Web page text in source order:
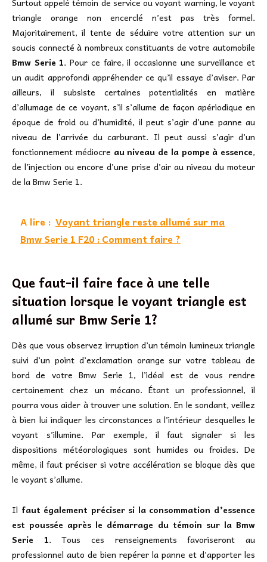
triangle orange non encerclé n’est pas très formel.
Majoritairement, il tente de séduire votre attention sur un
soucis connecté à nombreux constituants de votre automobile
Bmw Serie 1. Pour ce faire, il occasionne une surveillance et
un audit approfondi appréhender ce qu’il essaye d’aviser. Par
ailleurs, il subsiste certaines potentialités en matière
d’allumage de ce voyant, s’il s’allume de façon apériodique en
époque de froid ou d’humidité, il peut s’agir d’une panne au
niveau de l’arrivée du carburant. Il peut aussi s’agir d’un
fonctionnement médiocre au niveau de la pompe à essence,
de l’injection ou encore d’une prise d’air au niveau du moteur
de la Bmw Serie 1.
A lire : Voyant triangle reste allumé sur ma
Bmw Serie 1 F20 : Comment faire ?
Que faut-il faire face à une telle
situation lorsque le voyant triangle est
allumé sur Bmw Serie 1?
Dès que vous observez irruption d’un témoin lumineux triangle
suivi d’un point d’exclamation orange sur votre tableau de
bord de votre Bmw Serie 1, l’idéal est de vous rendre
certainement chez un mécano. Étant un professionnel, il
pourra vous aider à trouver une solution. En le sondant, veillez
à bien lui indiquer les circonstances a l’intérieur desquelles le
voyant s’illumine. Par exemple, il faut signaler si les
dispositions météorologiques sont humides ou froides. De
même, il faut préciser si votre accélération se bloque dès que
le voyant s’allume.
Il faut également préciser si la consommation d’essence
est poussée après le démarrage du témoin sur la Bmw
Serie 1. Tous ces renseignements favoriseront au
professionnel auto de bien repérer la panne et d’apporter les